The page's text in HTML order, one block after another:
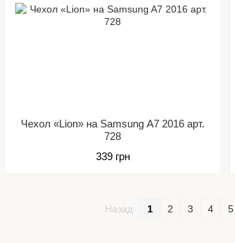
Чехол «Lion» на Samsung A7 2016 арт.
728
339 грн
Назад 1 2 3 4 5